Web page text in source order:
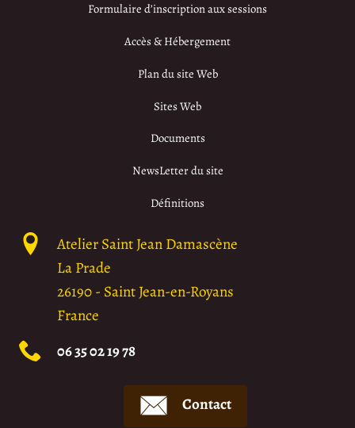
Formulaire d’inscription aux sessions
Accès & Hébergement
Plan du site Web
Sites Web
Documents
NewsLetter du site
Définitions
Atelier Saint Jean Damascène
La Prade
26190- Saint Jean-en-Royans
France
06 35 02 19 78
Contact